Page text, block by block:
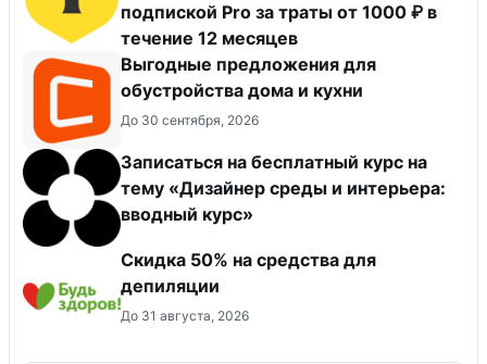
подпиской Pro за траты от 1000 ₽ в
течение 12 месяцев
Выгодные предложения для
обустройства дома и кухни
До 30 сентября, 2026
Записаться на бесплатный курс на
тему «Дизайнер среды и интерьера:
вводный курс»
Скидка 50% на средства для
депиляции
До 31 августа, 2026